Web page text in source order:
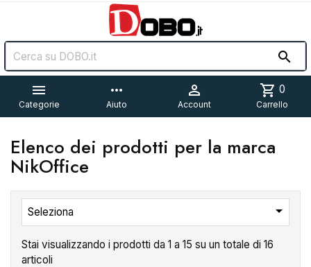


Categorie
more_horiz
Aiuto

Account
shopping_cart 0
Carrello
Elenco dei prodotti per la marca
NikOffice
Seleziona 
Stai visualizzando i prodotti da 1 a 15 su un totale di 16
articoli